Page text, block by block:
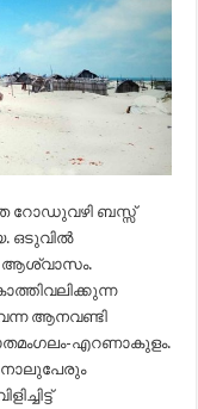
റോഡുവഴി ബസ്സ്
ഒടുവില്‍
ആശ്വാസം.
ആനവണ്ടി
എറണാകുളം.
നാലുപേരും